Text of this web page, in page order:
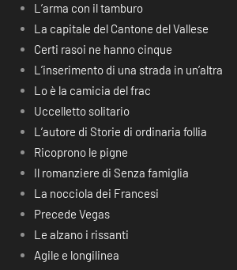
L’arma con il tamburo
La capitale del Cantone del Vallese
Certi rasoi ne hanno cinque
L’inserimento di una strada in un’altra
Lo è la camicia del frac
Uccelletto solitario
L’autore di Storie di ordinaria follia
Ricoprono le pigne
Il romanziere di Senza famiglia
La nocciola dei Francesi
Precede Vegas
Le alzano i rissanti
Agile e longilinea